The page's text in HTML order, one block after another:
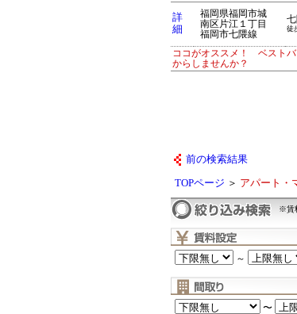
詳
細
福岡県福岡市城
南区片江１丁目
福岡市七隈線
徒
ココがオススメ！ ベストバ
からしませんか？
前の検索結果
TOPページ ＞ アパート・
※賃
～
〜